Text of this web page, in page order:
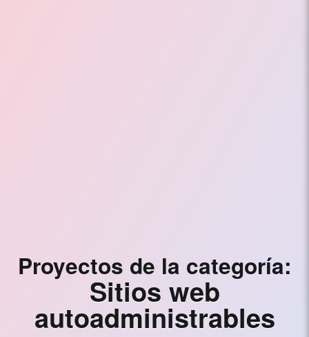
Proyectos de la categoría:
Sitios web
autoadministrables